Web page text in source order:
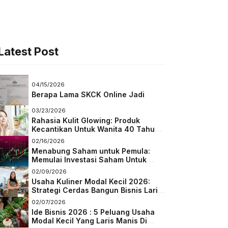
Post
04/15/2026
Berapa Lama SKCK Online Jadi
03/23/2026
Rahasia Kulit Glowing: Produk
Kecantikan Untuk Wanita 40 Tahun
Keatas
02/16/2026
Menabung Saham untuk Pemula:
Memulai Investasi Saham Untuk
Pemula
02/09/2026
Usaha Kuliner Modal Kecil 2026:
Strategi Cerdas Bangun Bisnis Laris
di Tengah Persaingan
02/07/2026
Ide Bisnis 2026 : 5 Peluang Usaha
Modal Kecil Yang Laris Manis Di